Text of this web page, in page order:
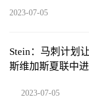
2023-07-05
Stein：马刺计划
斯维加斯夏联中
2023-07-05